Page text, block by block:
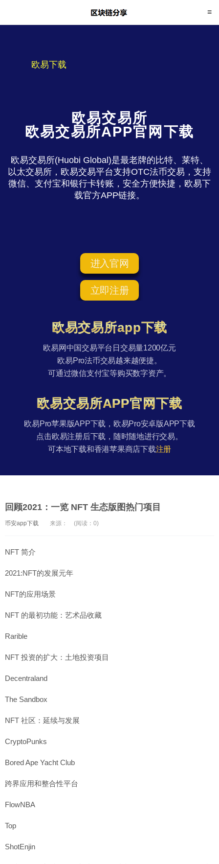
欧易下载
欧易交易所
欧易交易所APP官网下载
欧易交易所(Huobi Global)是最老牌的比特、莱特、
以太交易所，欧易交易平台支持OTC法币交易，支持
微信、支付宝和银行卡转账，安全方便快捷，欧易下
载官方APP链接。
进入官网
立即注册
欧易交易所app下载
欧易网中国交易平台日交易量1200亿元
欧易Pro法币交易越来越便捷。
可通过微信支付宝等购买数字资产。
欧易交易所APP官网下载
欧易Pro苹果版APP下载，欧易Pro安卓版APP下载
点击欧易注册后下载，随时随地进行交易。
可本地下载和香港苹果商店下载注册
回顾2021：一览 NFT 生态版图热门项目
币安app下载 来源： (阅读：0)
NFT 简介
2021:NFT的发展元年
NFT的应用场景
NFT 的最初功能：艺术品收藏
Rarible
NFT 投资的扩大：土地投资项目
Decentraland
The Sandbox
NFT 社区：延续与发展
CryptoPunks
Bored Ape Yacht Club
跨界应用和整合性平台
FlowNBA
Top
ShotEnjin